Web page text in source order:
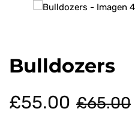
Mantenimiento
Bulldozers
£65.00El
£55.00
El